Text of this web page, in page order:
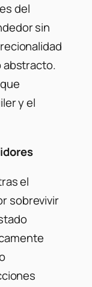
del
sin
abstracto.
y el
el
sobrevivir